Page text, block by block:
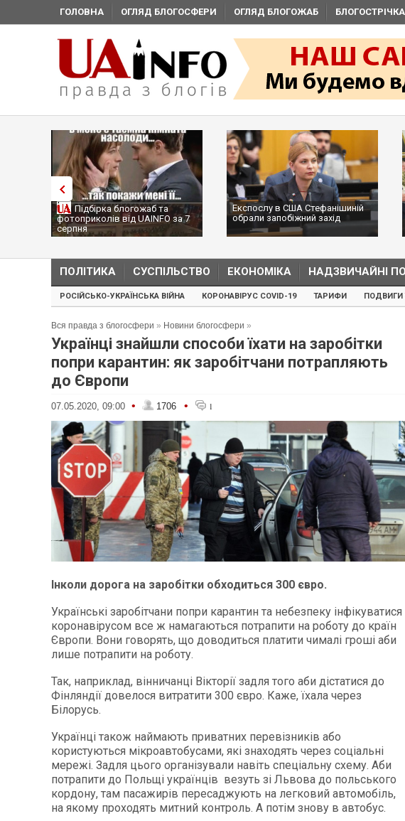
ГОЛОВНА ОГЛЯД БЛОГОСФЕРИ ОГЛЯД БЛОГОЖАБ БЛОГОСТРІЧКА
Підбірка блогожаб та
фотоприколів від UAINFO за 7
серпня
Експослу в США Стефанішиній
обрали запобіжний захід
ПОЛІТИКА СУСПІЛЬСТВО ЕКОНОМІКА НАДЗВИЧАЙНІ
РОСІЙСЬКО-УКРАЇНСЬКА ВІЙНА КОРОНАВІРУС COVID-19 ТАРИФИ ПОДВИГИ
Вся правда з блогосфери » Новини блогосфери »
Українці знайшли способи їхати на заробітки
попри карантин: як заробітчани потрапляють
до Європи
07.05.2020, 09:00 • 1706 • 1
Інколи дорога на заробітки обходиться 300 євро.
Українські заробітчани попри карантин та небезпеку інфікуватися
коронавірусом все ж намагаються потрапити на роботу до країн
Європи. Вони говорять, що доводиться платити чималі гроші аби
лише потрапити на роботу.
Так, наприклад, вінничанці Вікторії задля того аби дістатися до
Фінляндії довелося витратити 300 євро. Каже, їхала через
Білорусь.
Українці також наймають приватних перевізників або
користуються мікроавтобусами, які знаходять через соціальні
мережі. Задля цього організували навіть спеціальну схему. Аби
потрапити до Польщі українців везуть зі Львова до польського
кордону, там пасажирів пересаджують на легковий автомобіль,
на якому проходять митний контроль. А потім знову в автобус.